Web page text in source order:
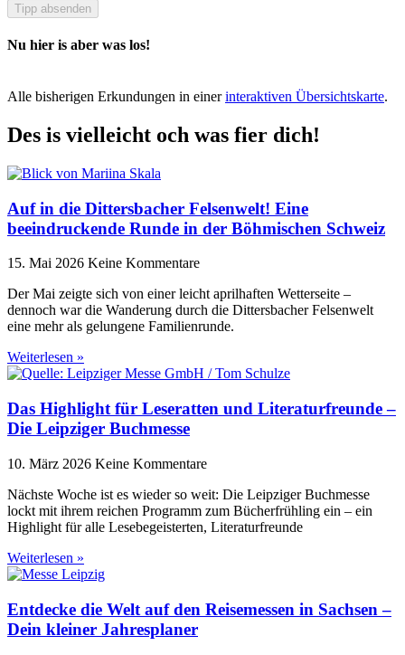
Tipp absenden
Nu hier is aber was los!
Alle bisherigen Erkundungen in einerinteraktiven Übersichtskarte.
Des is vielleicht och was fier dich!
Auf in die Dittersbacher Felsenwelt! Eine
beeindruckende Runde in der Böhmischen Schweiz
15. Mai 2026 Keine Kommentare
Der Mai zeigte sich von einer leicht aprilhaften Wetterseite –
dennoch war die Wanderung durch die Dittersbacher Felsenwelt
eine mehr als gelungene Familienrunde.
Weiterlesen »
Das Highlight für Leseratten und Literaturfreunde –
Die Leipziger Buchmesse
10. März 2026 Keine Kommentare
Nächste Woche ist es wieder so weit: Die Leipziger Buchmesse
lockt mit ihrem reichen Programm zum Bücherfrühling ein – ein
Highlight für alle Lesebegeisterten, Literaturfreunde
Weiterlesen »
Entdecke die Welt auf den Reisemessen in Sachsen –
Dein kleiner Jahresplaner